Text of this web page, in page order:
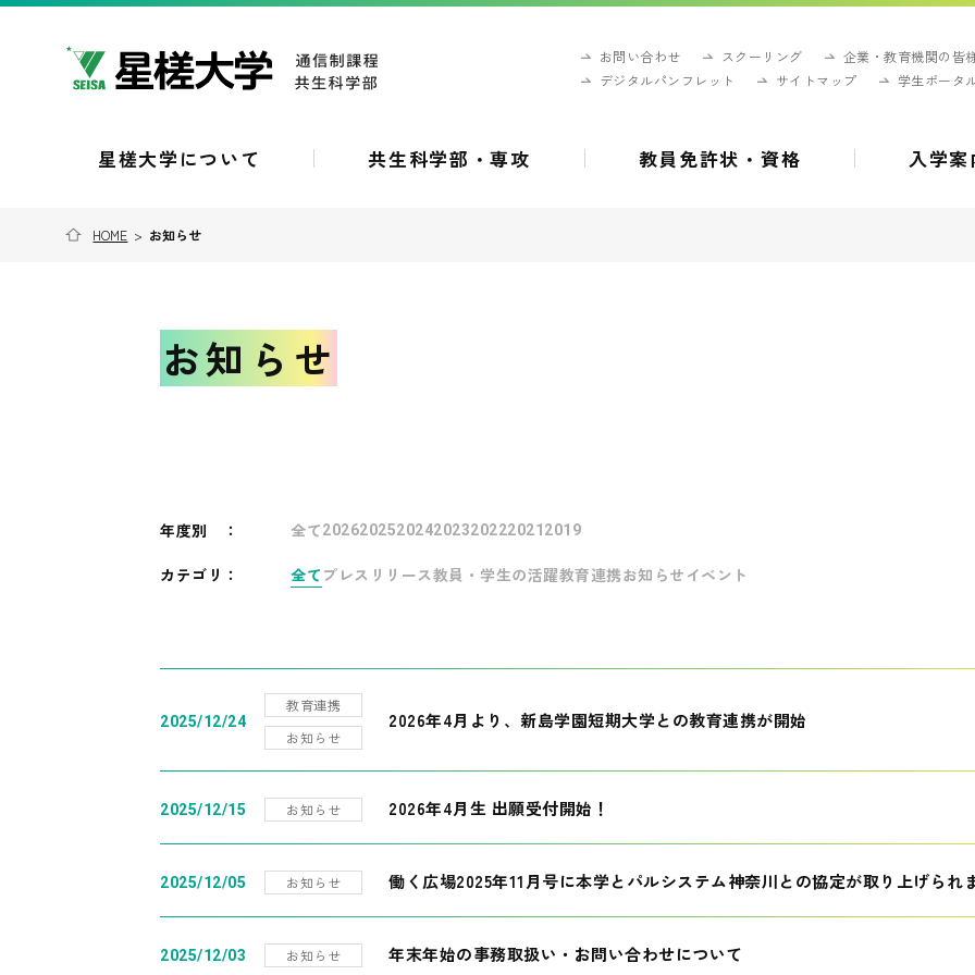
お問い合わせ スクーリング
企業・教育機関の皆
デジタルパンフレット
サイトマップ 学生ポータ
星槎大学について 共生科学部・専攻 教員免許状・資格 入学案
HOME > お知らせ
お知らせ
年度別 ： 全て202620252024202320222021 2019
カテゴリ： 全て プレスリリース教員・学生の活躍教育連携お知らせ イベント
2025/12/24
教育連携
お知らせ
2026年4月より、新島学園短期大学との教育連携が開始
2025/12/15 お知らせ 2026年4月生 出願受付開始！
2025/12/05 お知らせ 働く広場2025年11月号に本学とパルシステム神奈川との協定が取り上げられ
2025/12/03 お知らせ 年末年始の事務取扱い・お問い合わせについて